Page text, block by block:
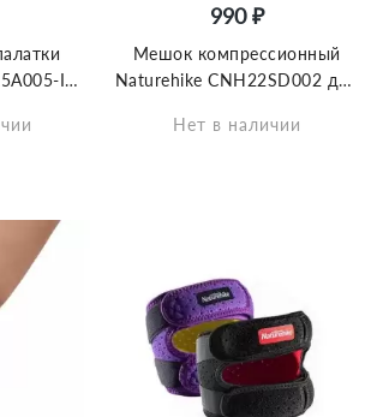
I
990 ₽
Мешок компрессионный
Naturehike CNH22SD002 для
Нет в наличии